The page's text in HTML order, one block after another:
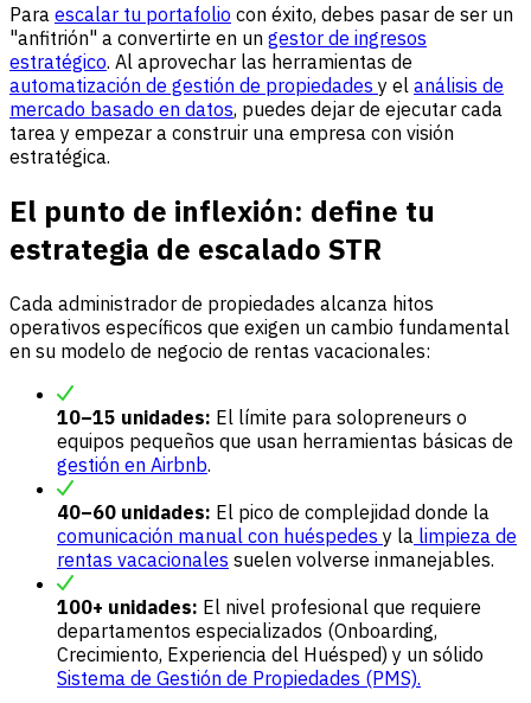
Para escalar tu portafolio con éxito, debes pasar de ser un
"anfitrión" a convertirte en un gestor de ingresos
estratégico. Al aprovechar las herramientas de
automatización de gestión de propiedades y el análisis de
mercado basado en datos, puedes dejar de ejecutar cada
tarea y empezar a construir una empresa con visión
estratégica.
El punto de inflexión: define tu
estrategia de escalado STR
Cada administrador de propiedades alcanza hitos
operativos específicos que exigen un cambio fundamental
en su modelo de negocio de rentas vacacionales:
10–15 unidades: El límite para solopreneurs o
equipos pequeños que usan herramientas básicas de
gestión en Airbnb.
40–60 unidades: El pico de complejidad donde la
comunicación manual con huéspedes y la limpieza de
rentas vacacionales suelen volverse inmanejables.
100+ unidades: El nivel profesional que requiere
departamentos especializados (Onboarding,
Crecimiento, Experiencia del Huésped) y un sólido
Sistema de Gestión de Propiedades (PMS).